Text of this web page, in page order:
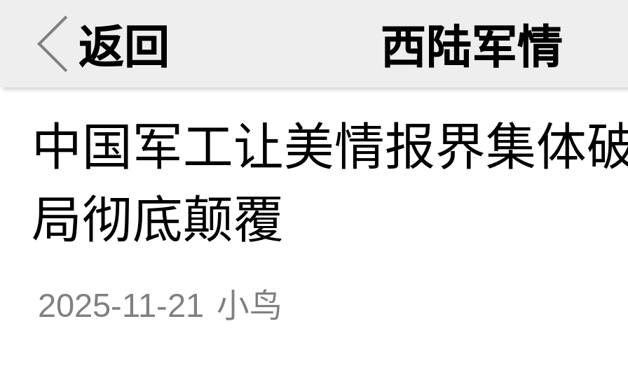
返回 西陆军情
中国军工让美情报界集体
局彻底颠覆
2025-11-21 小鸟